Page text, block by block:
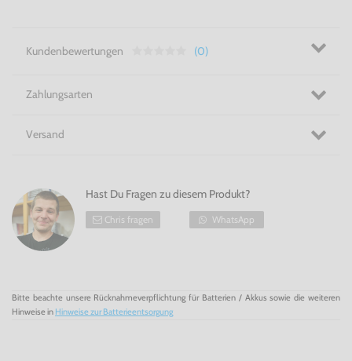
Kundenbewertungen (0)
Zahlungsarten
Versand
Hast Du Fragen zu diesem Produkt?
Chris fragen WhatsApp
Bitte beachte unsere Rücknahmeverpflichtung für Batterien / Akkus sowie die weiteren
Hinweise in Hinweise zur Batterieentsorgung